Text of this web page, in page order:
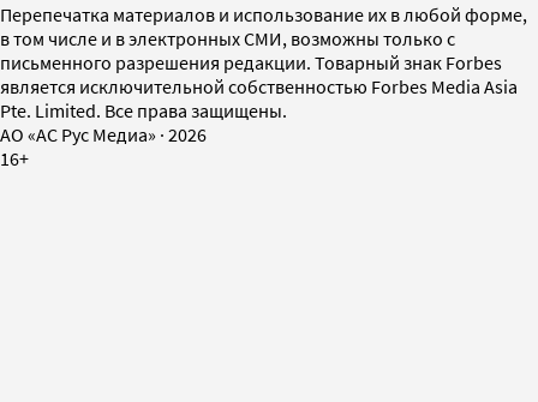
Перепечатка материалов и использование их в любой форме,
в том числе и в электронных СМИ, возможны только с
письменного разрешения редакции. Товарный знак Forbes
является исключительной собственностью Forbes Media Asia
Pte. Limited. Все права защищены.
AO «АС Рус Медиа» · 2026
16+